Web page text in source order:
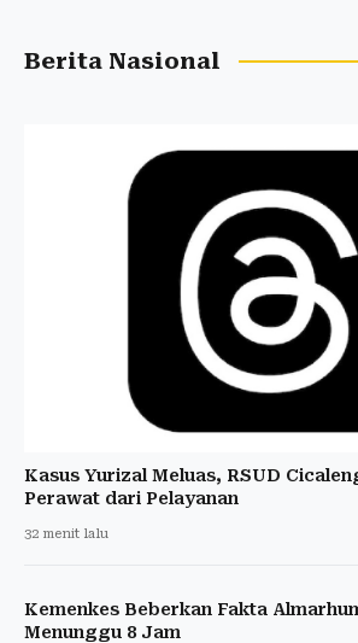
Berita Nasional
Kasus Yurizal Meluas, RSUD
Perawat dari Pelayanan
32 menit lalu
Kemenkes Beberkan Fakta
Menunggu 8 Jam